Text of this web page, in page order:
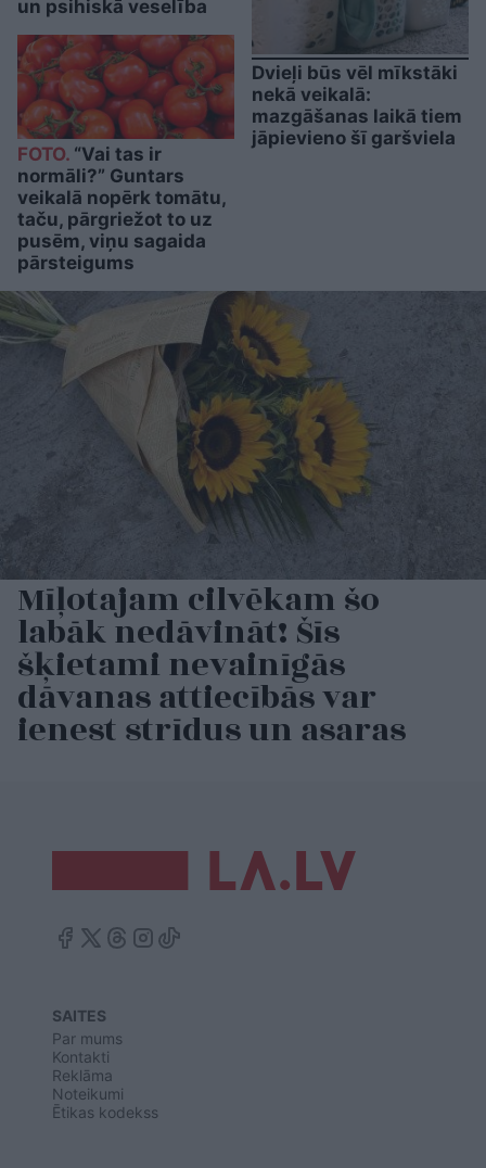
un psihiskā veselība
FOTO. “Vai tas ir
normāli?” Guntars
veikalā nopērk tomātu,
taču, pārgriežot to uz
pusēm, viņu sagaida
pārsteigums
Dvieļi būs vēl mīkstāki
nekā veikalā:
mazgāšanas laikā tiem
jāpievieno šī garšviela
Mīļotajam cilvēkam šo
labāk nedāvināt! Šīs
šķietami nevainīgās
dāvanas attiecībās var
ienest strīdus un asaras
SAITES
Par mums
Kontakti
Reklāma
Noteikumi
Ētikas kodekss